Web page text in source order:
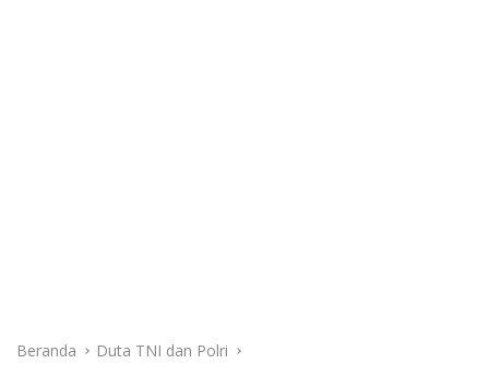
Beranda Duta TNI dan Polri